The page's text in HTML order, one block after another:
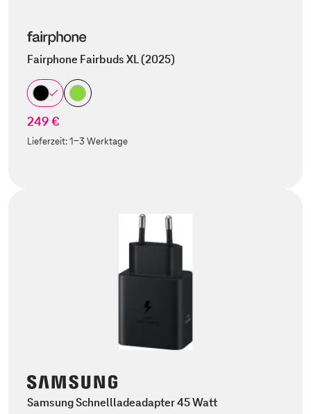
Fairphone Fairbuds XL (2025)
249 €
Lieferzeit:1-3 Werktage
Samsung Schnellladeadapter 45 Watt